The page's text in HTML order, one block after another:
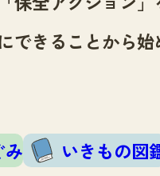
できることから始
み いきもの図